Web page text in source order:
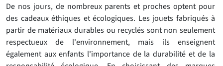
De nos jours, de nombreux parents et proches optent pour
des cadeaux éthiques et écologiques. Les jouets fabriqués à
partir de matériaux durables ou recyclés sont non seulement
respectueux de l'environnement, mais ils enseignent
également aux enfants l'importance de la durabilité et de la